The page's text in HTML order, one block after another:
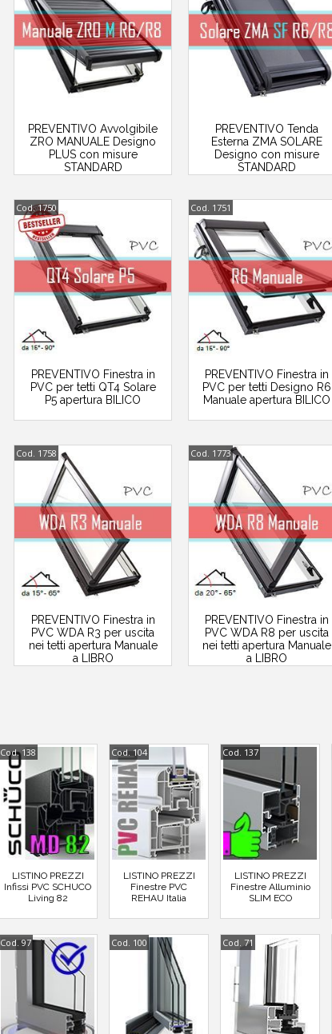
PREVENTIVO Avvolgibile
ZRO MANUALE Designo
PLUS con misure
STANDARD
PREVENTIVO Tenda
Esterna ZMA SOLARE
Designo con misure
STANDARD
Cod. 1750
PREVENTIVO Finestra in
PVC per tetti QT4 Solare
P5 apertura BILICO
Cod. 1751
PREVENTIVO Finestra in
PVC per tetti Designo R6
Manuale apertura BILICO
Cod. 1758
PREVENTIVO Finestra in
PVC WDA R3 per uscita
nei tetti apertura Manuale
a LIBRO
Cod. 1773
PREVENTIVO Finestra in
PVC WDA R8 per uscita
nei tetti apertura Manuale
a LIBRO
Cod. 138
LISTINO PREZZI
Infissi PVC SCHUCO
Living 82
Cod. 104
LISTINO PREZZI
Finestre PVC
REHAU Italia
Cod. 137
LISTINO PREZZI
Finestre Alluminio
SLIM ECO
Cod. 97 Cod. 100 Cod. 71